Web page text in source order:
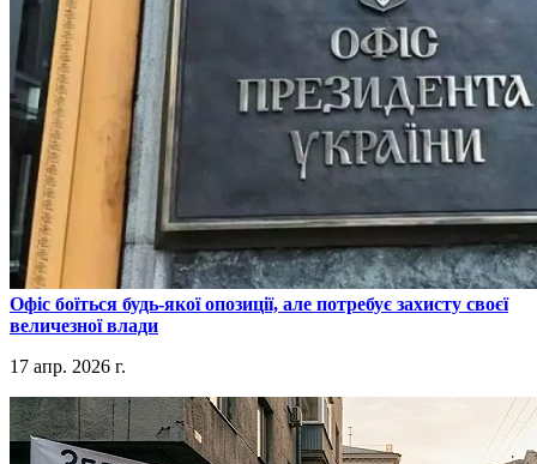
​Офіс боїться будь-якої опозиції, але потребує захисту своєї
величезної влади
17 апр. 2026 г.